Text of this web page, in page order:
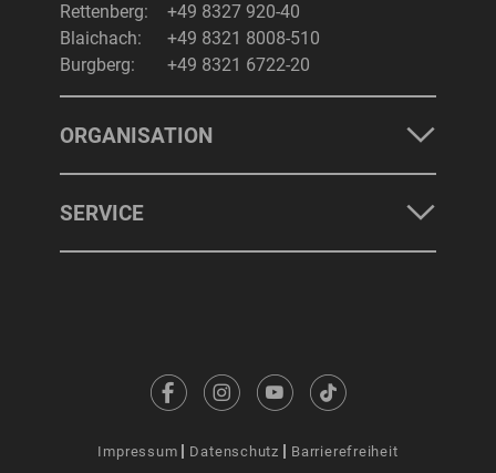
Rettenberg:
+49 8327 920-40
Blaichach:
+49 8321 8008-510
Burgberg:
+49 8321 6722-20
ORGANISATION
SERVICE
Impressum Datenschutz Barrierefreiheit